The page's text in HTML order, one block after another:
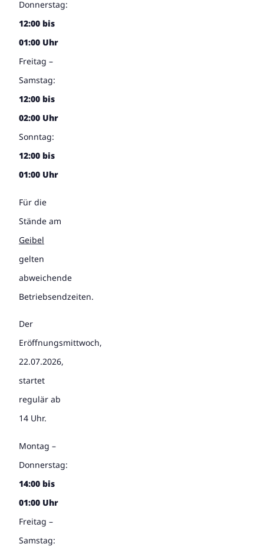
Donnerstag:
12:00 bis
01:00 Uhr
Freitag –
Samstag:
12:00 bis
02:00 Uhr
Sonntag:
12:00 bis
01:00 Uhr
Für die
Stände am
Geibel
gelten
abweichende
Betriebsendzeiten.
Der
Eröffnungsmittwoch,
22.07.2026,
startet
regulär ab
14 Uhr.
Montag –
Donnerstag:
14:00 bis
01:00 Uhr
Freitag –
Samstag: